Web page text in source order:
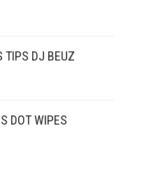
TIPS DJ BEUZ
DOT WIPES